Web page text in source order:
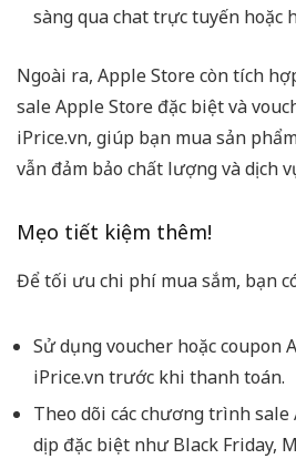
sàng qua chat trực tuyến hoặc
Ngoài ra, Apple Store còn tích
sale Apple Store đặc biệt và
iPrice.vn, giúp bạn mua sản
vẫn đảm bảo chất lượng và dịch
Mẹo tiết kiệm thêm!
Để tối ưu chi phí mua sắm, bạn
Sử dụng voucher hoặc coupon
iPrice.vn trước khi thanh toán.
Theo dõi các chương trình sale
dịp đặc biệt như Black Friday,